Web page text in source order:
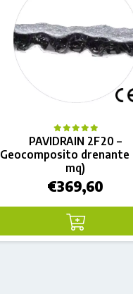
PAVIDRAIN 2F20 –
Geocomposito drenante
mq)
€369,60